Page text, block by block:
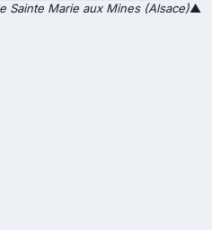
Sainte Marie aux Mines (Alsace)▲